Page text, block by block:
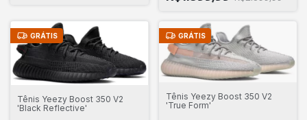
GRÁTIS
Tênis Yeezy Boost 350 V2
'Black Reflective'
GRÁTIS
Tênis Yeezy Boost 350 V2
'True Form'